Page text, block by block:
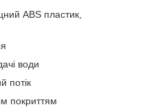
ABS пластик,
води
потік
покриттям